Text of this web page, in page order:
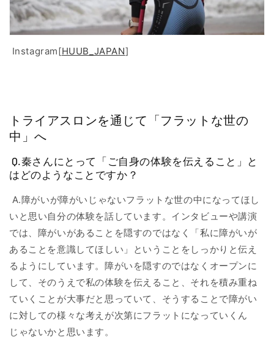
Instagram[HUUB_JAPAN]
トライアスロンを通じて「フラットな世の
中」へ
Q.秦さんにとって「ご自身の体験を伝えること」と
はどのようなことですか？
A.障がいが障がいじゃないフラットな世の中になってほし
いと思い自分の体験を話しています。インタビューや講演
では、障がいがあることを隠すのではなく「私に障がいが
あることを意識してほしい」ということをしっかりと伝え
るようにしています。障がいを隠すのではなくオープンに
して、そのうえで私の体験を伝えること、それを積み重ね
ていくことが大事だと思っていて、そうすることで障がい
に対しての様々な考えが次第にフラットになっていくん
じゃないかと思います。